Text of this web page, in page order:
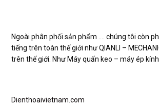
Ngoài phân phối sản phẩm …. chúng tôi còn
tiếng trên toàn thế giới như QIANLI –
trên thế giới. Như Máy quấn keo – máy ép
Dienthoaivietnam.com